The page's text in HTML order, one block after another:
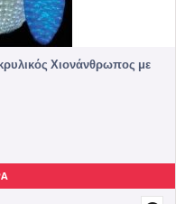
Χιονάνθρωπος με